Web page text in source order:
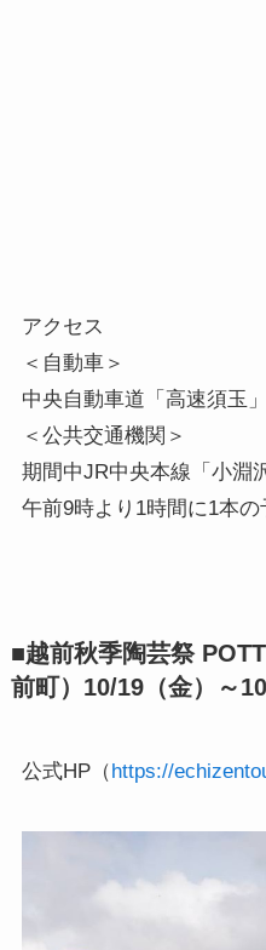
アクセス
＜自動車＞
中央自動車道「高速須玉
＜公共交通機関＞
期間中JR中央本線「小淵
午前9時より1時間に1本の
■越前秋季陶芸祭
前町）10/19（金）～
公式HP（https://